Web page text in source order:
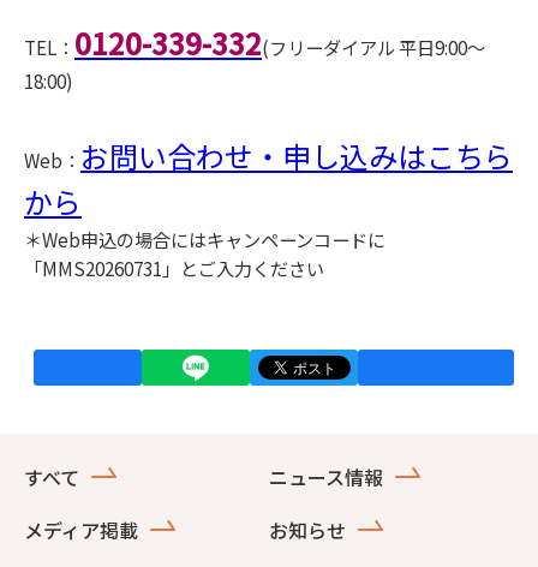
TEL： 0120-339-332(フリーダイアル 平日9:00～
18:00)
Web： お問い合わせ・申し込みはこちら
から
＊Web申込の場合にはキャンペーンコードに
「MMS20260731」とご入力ください
すべて
ニュース情報
メディア掲載
お知らせ